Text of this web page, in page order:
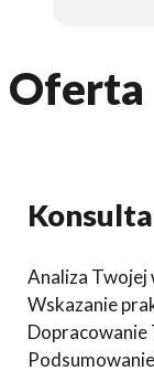
Oferta
Analiza Twojej
Wskazanie
Dopracowanie